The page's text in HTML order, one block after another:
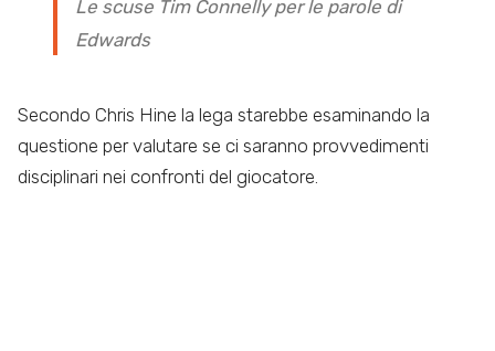
Le scuse Tim Connelly per le parole di
Edwards
Secondo Chris Hine la lega starebbe esaminando la
questione per valutare se ci saranno provvedimenti
disciplinari nei confronti del giocatore.